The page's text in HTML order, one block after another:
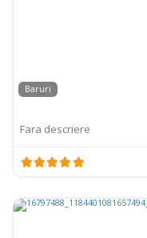
Baruri
Fara descriere